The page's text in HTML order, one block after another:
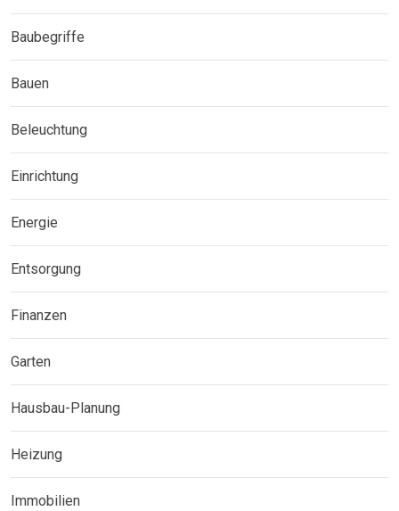
Baubegriffe
Bauen
Beleuchtung
Einrichtung
Energie
Entsorgung
Finanzen
Garten
Hausbau-Planung
Heizung
Immobilien